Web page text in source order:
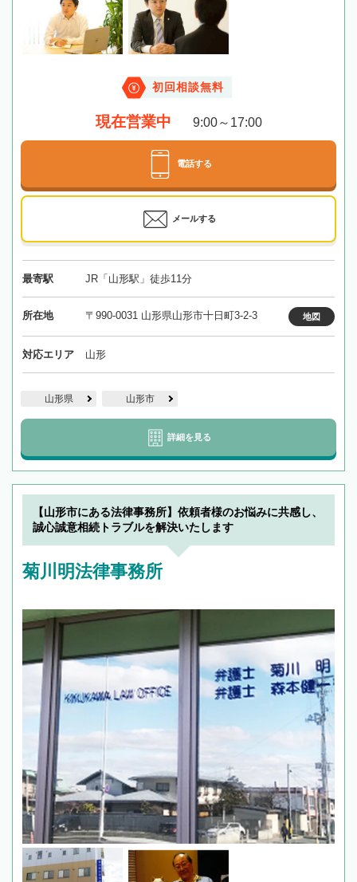
初回相談無料
現在営業中 9:00～17:00
電話する
メールする
最寄駅 JR「山形駅」徒歩11分
所在地 〒990-0031 山形県山形市十日町3-2-3 地図
対応エリア 山形
山形県 山形市
詳細を見る
【山形市にある法律事務所】依頼者様のお悩みに共感し、
誠心誠意相続トラブルを解決いたします
菊川明法律事務所